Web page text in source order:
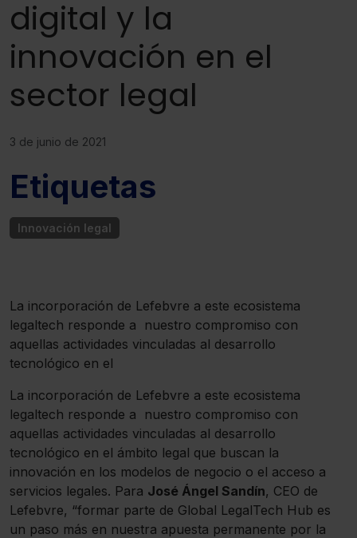
digital y la
innovación en el
sector legal
3 de junio de 2021
La incorporación de Lefebvre a este ecosistema
legaltech responde a nuestro compromiso con
aquellas actividades vinculadas al desarrollo
tecnológico en el
La incorporación de Lefebvre a este ecosistema
legaltech responde a nuestro compromiso con
aquellas actividades vinculadas al desarrollo
tecnológico en el ámbito legal que buscan la
innovación en los modelos de negocio o el acceso a
servicios legales. Para José Ángel Sandín, CEO de
Lefebvre, “formar parte de Global LegalTech Hub es
un paso más en nuestra apuesta permanente por la
Etiquetas
Innovación legal